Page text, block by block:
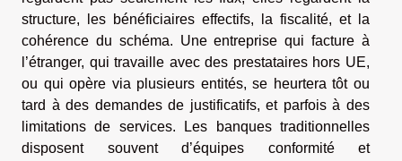
structure, les bénéficiaires effectifs, la fiscalité, et la
cohérence du schéma. Une entreprise qui facture à
l’étranger, qui travaille avec des prestataires hors UE,
ou qui opère via plusieurs entités, se heurtera tôt ou
tard à des demandes de justificatifs, et parfois à des
limitations de services. Les banques traditionnelles
disposent souvent d’équipes conformité et